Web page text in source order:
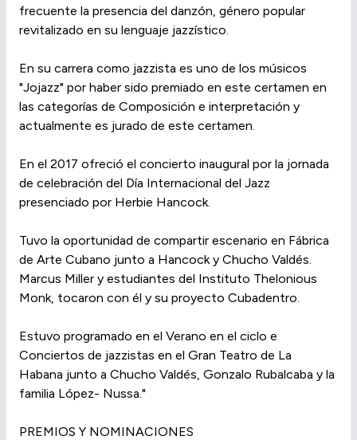
frecuente la presencia del danzón, género popular
revitalizado en su lenguaje jazzístico.
En su carrera como jazzista es uno de los músicos
"Jojazz" por haber sido premiado en este certamen en
las categorías de Composición e interpretación y
actualmente es jurado de este certamen.
En el 2017 ofreció el concierto inaugural por la jornada
de celebración del Día Internacional del Jazz
presenciado por Herbie Hancock.
Tuvo la oportunidad de compartir escenario en Fábrica
de Arte Cubano junto a Hancock y Chucho Valdés.
Marcus Miller y estudiantes del Instituto Thelonious
Monk, tocaron con él y su proyecto Cubadentro.
Estuvo programado en el Verano en el ciclo e
Conciertos de jazzistas en el Gran Teatro de La
Habana junto a Chucho Valdés, Gonzalo Rubalcaba y la
familia López- Nussa."
PREMIOS Y NOMINACIONES